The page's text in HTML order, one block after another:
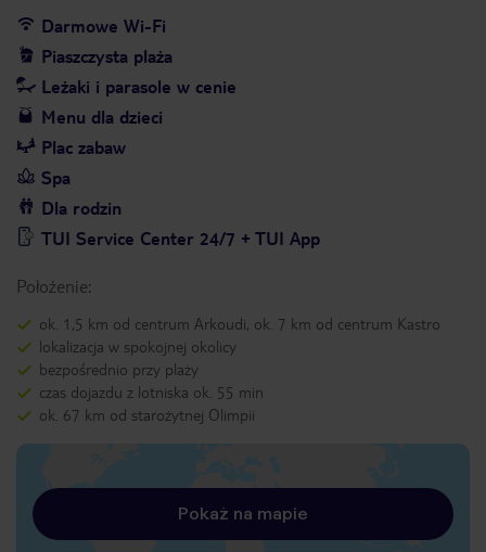
Darmowe Wi-Fi
Piaszczysta plaża
Leżaki i parasole w cenie
Menu dla dzieci
Plac zabaw
Spa
Dla rodzin
TUI Service Center 24/7 + TUI App
Położenie:
ok. 1,5 km od centrum Arkoudi, ok. 7 km od centrum Kastro
lokalizacja w spokojnej okolicy
bezpośrednio przy plaży
czas dojazdu z lotniska ok. 55 min
ok. 67 km od starożytnej Olimpii
Pokaż na mapie